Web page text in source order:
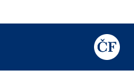
TODO: